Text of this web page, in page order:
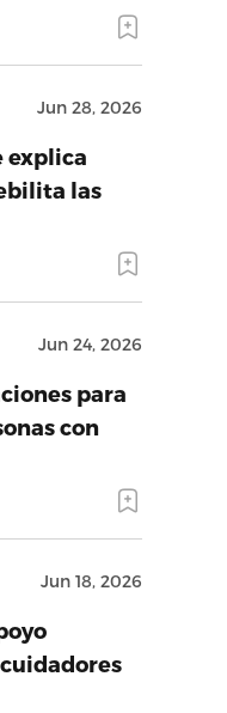
Jun 28, 2026
explica
las
Jun 24, 2026
para
con
Jun 18, 2026